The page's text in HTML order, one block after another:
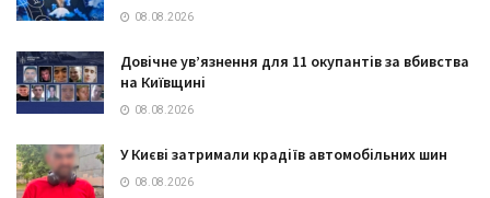
08.08.2026
Довічне ув’язнення для 11 окупантів за вбивства
на Київщині
08.08.2026
У Києві затримали крадіїв автомобільних шин
08.08.2026